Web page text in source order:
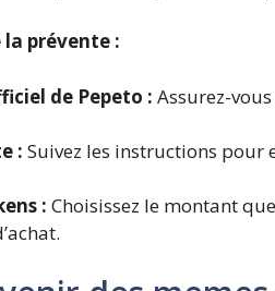
prévente :
de Pepeto : Assurez-
: Suivez les instructions pour
: Choisissez le montant